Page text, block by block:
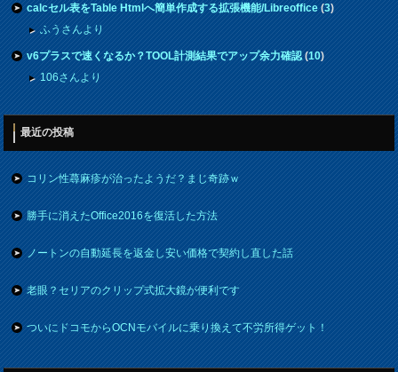
calcセル表をTable Htmlへ簡単作成する拡張機能/Libreoffice(3)
ふうさんより
v6プラスで速くなるか？TOOL計測結果でアップ余力確認(10)
106さんより
最近の投稿
コリン性蕁麻疹が治ったようだ？まじ奇跡ｗ
勝手に消えたOffice2016を復活した方法
ノートンの自動延長を返金し安い価格で契約し直した話
老眼？セリアのクリップ式拡大鏡が便利です
ついにドコモからOCNモバイルに乗り換えて不労所得ゲット！